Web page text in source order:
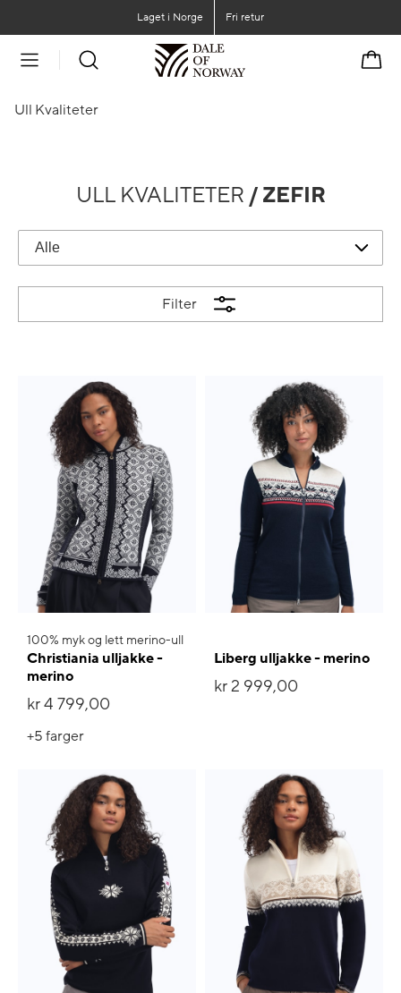
Laget i Norge Fri retur
Ull Kvaliteter
ULL KVALITETER / ZEFIR
Filter
100% myk og lett merino-ull
Christiania ulljakke -
merino
kr 4 799,00
+5farger
Liberg ulljakke - merino
kr 2 999,00